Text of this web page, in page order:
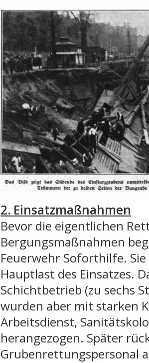
2. Einsatzmaßnahmen
Bevor die eigentlichen
Bergungsmaßnahmen
Feuerwehr Soforthilfe.
Hauptlast des Einsatzes.
Schichtbetrieb (zu sechs
wurden aber mit starken
Arbeitsdienst,
herangezogen. Später
Grubenrettungspersonal